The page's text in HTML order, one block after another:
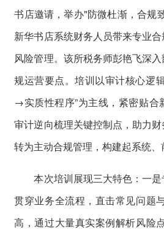
书店邀请，举办"防微杜渐，合规
新华书店系统财务人员带来专业
风险管理。该所税务师彭艳飞深
规运营要点。培训以审计核心逻
→实质性程序”为主线，紧密贴合
审计逆向梳理关键控制点，助力
转为主动合规管理，构建起系统、
本次培训展现三大特色：一是
贯穿业务全流程，直击常见问题
高，通过大量真实案例解析风险